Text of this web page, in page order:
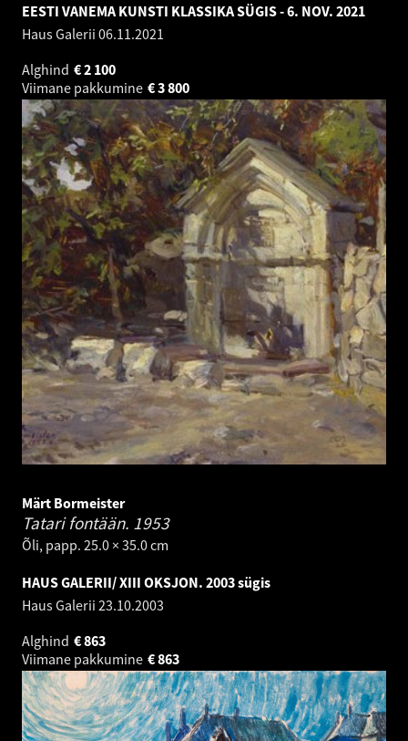
EESTI VANEMA KUNSTI KLASSIKA SÜGIS - 6. NOV. 2021
Haus Galerii 06.11.2021
Alghind
2 100
€
Viimane pakkumine
3 800
€
Märt Bormeister
Tatari fontään. 1953
Õli, papp. 25.0 × 35.0 cm
HAUS GALERII/ XIII OKSJON. 2003 sügis
Haus Galerii 23.10.2003
Alghind
863
€
Viimane pakkumine
863
€